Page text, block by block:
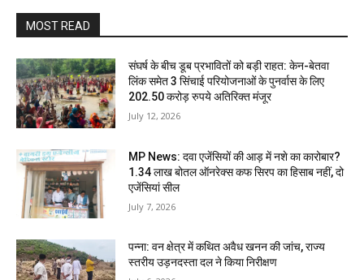
MOST READ
संघर्ष के बीच डूब प्रभावितों को बड़ी राहत: केन-बेतवा
लिंक समेत 3 सिंचाई परियोजनाओं के पुनर्वास के लिए
202.50 करोड़ रुपये अतिरिक्त मंजूर
July 12, 2026
MP News: दवा एजेंसियों की आड़ में नशे का कारोबार?
1.34 लाख बोतल ऑनरेक्स कफ सिरप का हिसाब नहीं, दो
एजेंसियां सील
July 7, 2026
पन्ना: वन क्षेत्र में कथित अवैध खनन की जांच, राज्य
स्तरीय उड़नदस्ता दल ने किया निरीक्षण